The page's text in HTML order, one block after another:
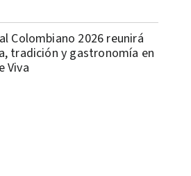
Colombiano 2026 reunirá
tradición y gastronomía en
Viva